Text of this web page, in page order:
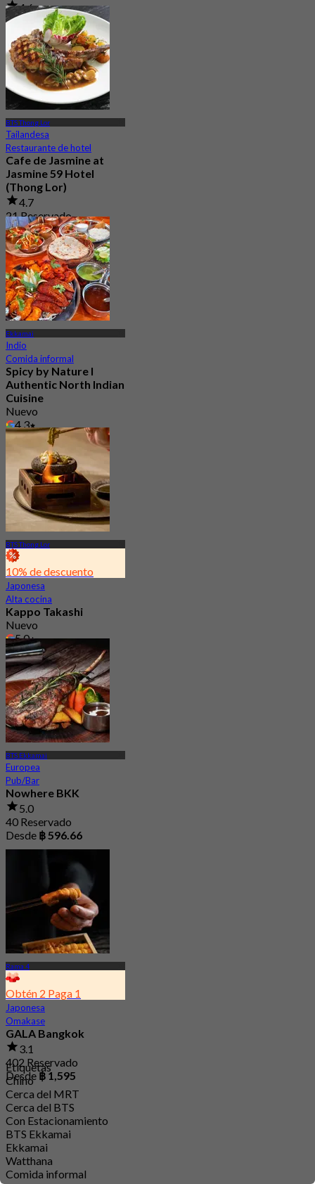
4.6
16.8K Reservado
Desde฿ 998
BTS Thong Lor
Tailandesa
Restaurante de hotel
Cafe de Jasmine at
Jasmine 59 Hotel
(Thong Lor)
4.7
21 Reservado
Desde฿ 453
Ekkamai
Indio
Comida informal
Spicy by Nature l
Authentic North Indian
Cuisine
Nuevo
4.3
Desde ฿ 417.5
BTS Thong Lor
10% de descuento
Japonesa
Alta cocina
Kappo Takashi
Nuevo
5.0
Desde฿ 4,767
BTS Ekkamai
Europea
Pub/Bar
Nowhere BKK
5.0
40 Reservado
Desde ฿ 596.66
Rama 4
Obtén 2 Paga 1
Japonesa
Omakase
GALA Bangkok
3.1
402 Reservado
Desde฿ 1,595
Etiquetas
Chino
Cerca del MRT
Cerca del BTS
Con Estacionamiento
BTS Ekkamai
Ekkamai
Watthana
Comida informal